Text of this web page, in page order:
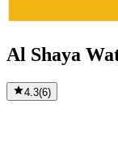
Al Shaya
4.3(6)